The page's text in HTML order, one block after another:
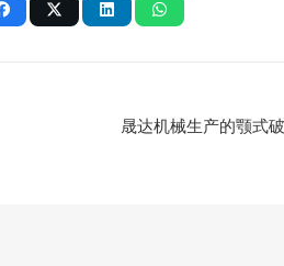
晟达机械生产的颚式